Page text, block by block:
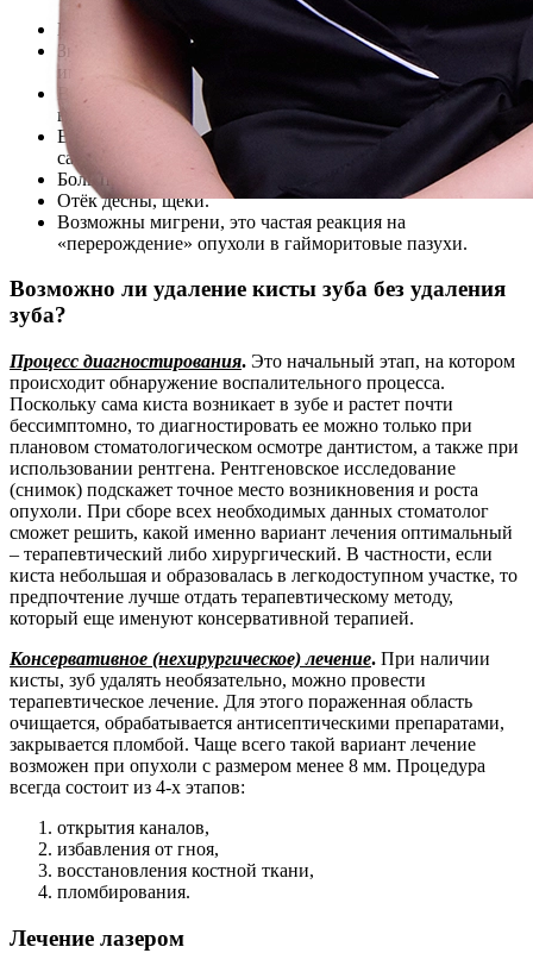
Болезненные ощущения при приеме твёрдой пищи.
Значительно увеличивается участок покраснения десны
именно там, где появилась киста.
Возникновение свищей в прикорневой зоне,
возникновение гноя.
Высокая температура тела, снижение тонуса и плохое
самочувствие.
Боль при надкусывании.
Отёк десны, щеки.
Возможны мигрени, это частая реакция на
«перерождение» опухоли в гайморитовые пазухи.
Возможно ли удаление кисты зуба без удаления
зуба?
Процесс диагностирования. Это начальный этап, на котором
происходит обнаружение воспалительного процесса.
Поскольку сама киста возникает в зубе и растет почти
бессимптомно, то диагностировать ее можно только при
плановом стоматологическом осмотре дантистом, а также при
использовании рентгена. Рентгеновское исследование
(снимок) подскажет точное место возникновения и роста
опухоли. При сборе всех необходимых данных стоматолог
сможет решить, какой именно вариант лечения оптимальный
– терапевтический либо хирургический. В частности, если
киста небольшая и образовалась в легкодоступном участке, то
предпочтение лучше отдать терапевтическому методу,
который еще именуют консервативной терапией.
Консервативное (нехирургическое) лечение. При наличии
кисты, зуб удалять необязательно, можно провести
терапевтическое лечение. Для этого пораженная область
очищается, обрабатывается антисептическими препаратами,
закрывается пломбой. Чаще всего такой вариант лечение
возможен при опухоли с размером менее 8 мм. Процедура
всегда состоит из 4-х этапов:
открытия каналов,
избавления от гноя,
восстановления костной ткани,
пломбирования.
Лечение лазером